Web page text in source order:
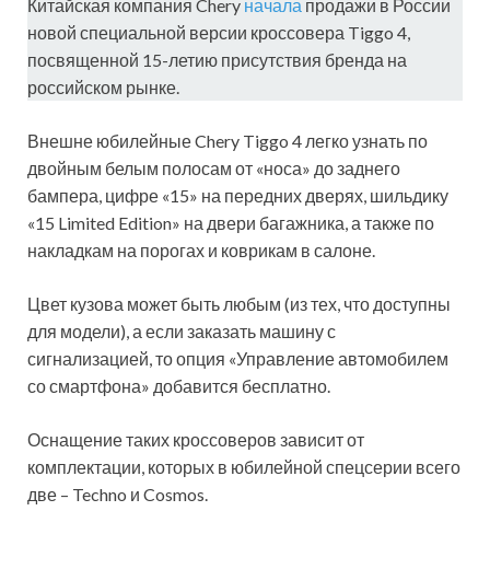
Китайская компания Chery начала продажи в России
новой специальной версии кроссовера Tiggo 4,
посвященной 15-летию присутствия бренда на
российском рынке.
Внешне юбилейные Chery Tiggo 4 легко узнать по
двойным белым полосам от «носа» до заднего
бампера, цифре «15» на передних дверях, шильдику
«15 Limited Edition» на двери багажника, а также по
накладкам на порогах и коврикам в салоне.
Цвет кузова может быть любым (из тех, что доступны
для модели), а если заказать машину с
сигнализацией, то опция «Управление автомобилем
со смартфона» добавится бесплатно.
Оснащение таких кроссоверов зависит от
комплектации, которых в юбилейной спецсерии всего
две – Techno и Cosmos.